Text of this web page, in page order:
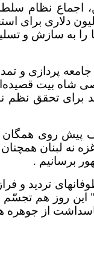
اجماع
بود تا ما
سازی،
شاه بیت
دریافت میکنیم
روی همگان
غزه نه لبنان
برسانیم .
تردید
" این روز هم
از جوهره